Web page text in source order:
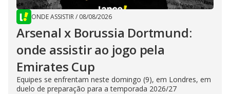
ONDE ASSISTIR/ 08/08/2026
Arsenal x Borussia Dortmund:
onde assistir ao jogo pela
Emirates Cup
Equipes se enfrentam neste domingo (9), em Londres, em
duelo de preparação para a temporada 2026/27